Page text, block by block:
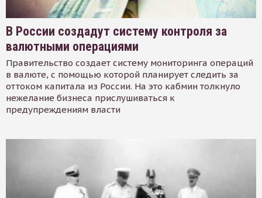
В России создадут систему контроля за
валютными операциями
Правительство создает систему мониторинга операций
в валюте, с помощью которой планирует следить за
оттоком капитала из России. На это кабмин толкнуло
нежелание бизнеса прислушиваться к
предупреждениям власти